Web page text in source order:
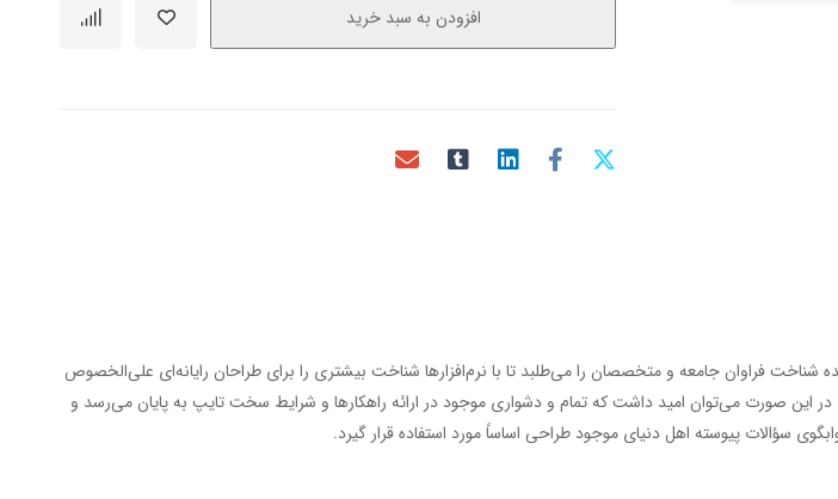
افزودن به سبد خرید
فراوان جامعه و متخصصان را می‌طلبد تا با نرم‌افزارها شناخت بیشتری را برای طراحان رایانه‌ای علی‌الخصوص
این صورت می‌توان امید داشت که تمام و دشواری موجود در ارائه راهکارها و شرایط سخت تایپ به پایان می‌رسد و
سؤالات پیوسته اهل دنیای موجود طراحی اساساً مورد استفاده قرار گیرد.